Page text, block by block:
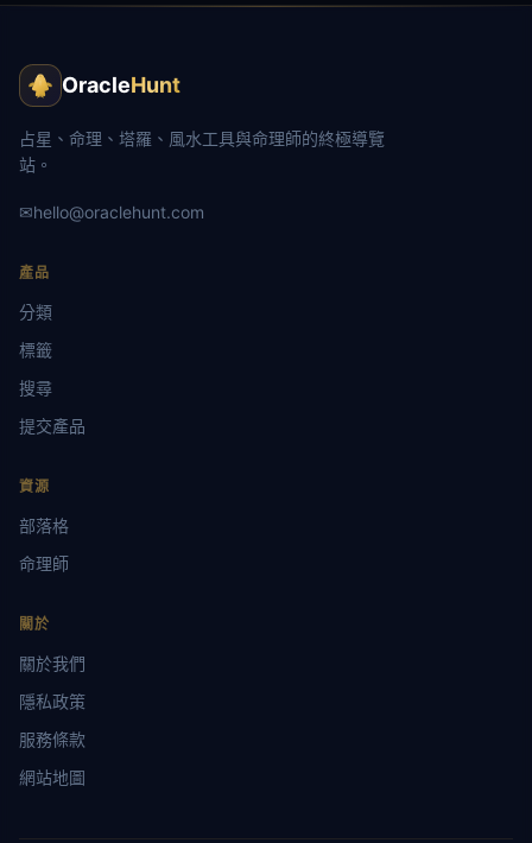
OracleHunt
占星、命理、塔羅、風水工具與命理師的終極導覽
站。
✉hello@oraclehunt.com
產品
分類
標籤
搜尋
提交產品
資源
部落格
命理師
關於
關於我們
隱私政策
服務條款
網站地圖